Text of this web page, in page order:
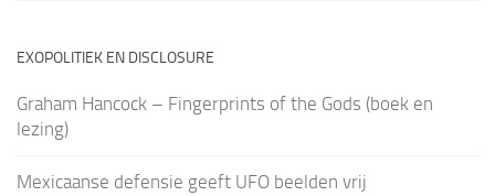
EXOPOLITIEK EN DISCLOSURE
Graham Hancock – Fingerprints of the Gods (boek en
lezing)
Mexicaanse defensie geeft UFO beelden vrij